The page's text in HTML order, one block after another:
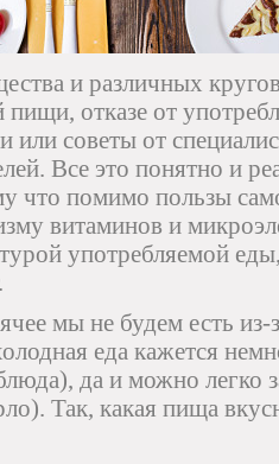
и различных
пищи, отказе от
или советы от
Все это понятно и
что помимо пользы
витаминов и
употребляемой
мы не будем есть
еда кажется
да и можно легко
Так, какая пища